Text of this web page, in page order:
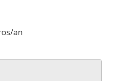
an